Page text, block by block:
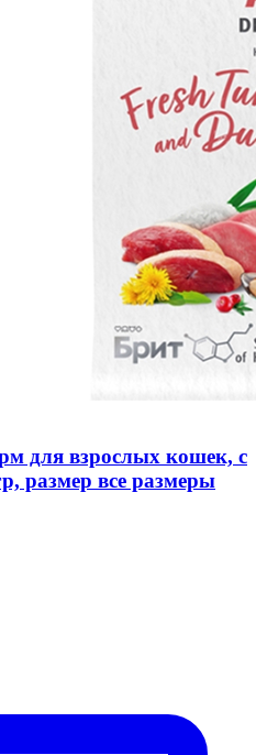
для взрослых кошек, с
размер все размеры